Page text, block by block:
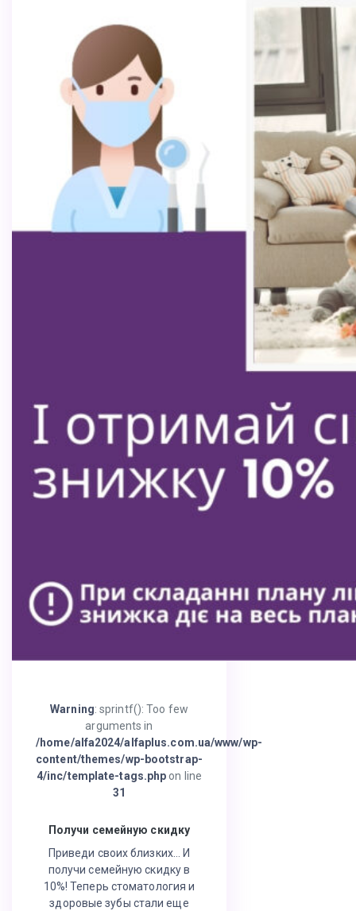
Warning: sprintf(): Too few
arguments in
/home/alfa2024/alfaplus.com.ua/www/wp-
content/themes/wp-bootstrap-
4/inc/template-tags.php on line
31
Получи семейную скидку
Приведи своих близких… И
получи семейную скидку в
10%! Теперь стоматология и
здоровые зубы стали еще